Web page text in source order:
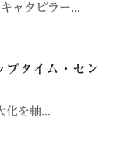
ャタピラー...
プタイム・セン
化を軸...